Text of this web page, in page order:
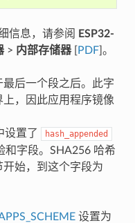
信息，请参阅
ESP32-
> 内部存储器[ PDF]。
后一个段之后。此字
，因此应用程序镜像
设置了 hash_appended
和字段。SHA256 哈希
始，到这个字段为
设置为